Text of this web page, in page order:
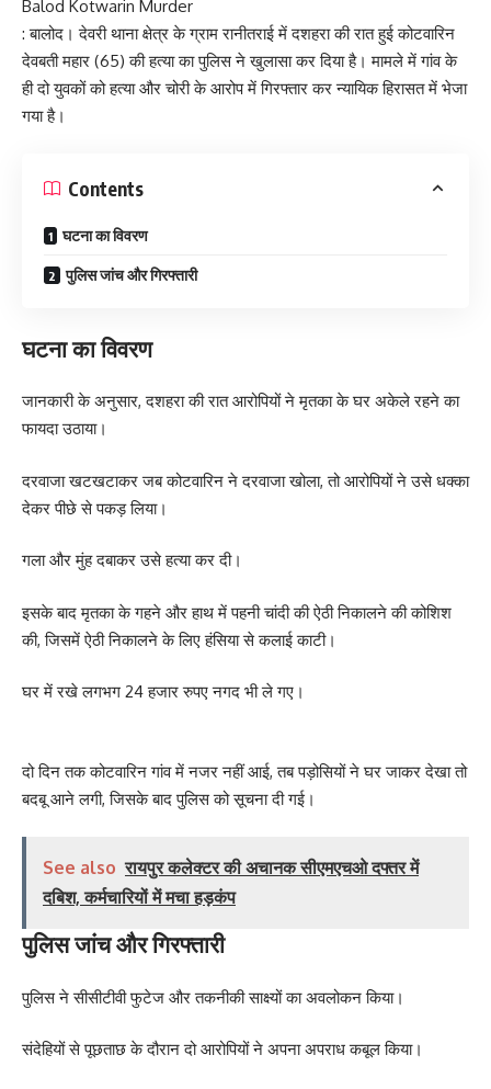
Balod Kotwarin Murder
: बालोद। देवरी थाना क्षेत्र के ग्राम रानीतराई में दशहरा की रात हुई कोटवारिन
देवबती महार (65) की हत्या का पुलिस ने खुलासा कर दिया है। मामले में गांव के
ही दो युवकों को हत्या और चोरी के आरोप में गिरफ्तार कर न्यायिक हिरासत में भेजा
गया है।
Contents
घटना का विवरण
पुलिस जांच और गिरफ्तारी
घटना का विवरण
जानकारी के अनुसार, दशहरा की रात आरोपियों ने मृतका के घर अकेले रहने का
फायदा उठाया।
दरवाजा खटखटाकर जब कोटवारिन ने दरवाजा खोला, तो आरोपियों ने उसे धक्का
देकर पीछे से पकड़ लिया।
गला और मुंह दबाकर उसे हत्या कर दी।
इसके बाद मृतका के गहने और हाथ में पहनी चांदी की ऐठी निकालने की कोशिश
की, जिसमें ऐठी निकालने के लिए हंसिया से कलाई काटी।
घर में रखे लगभग 24 हजार रुपए नगद भी ले गए।
दो दिन तक कोटवारिन गांव में नजर नहीं आई, तब पड़ोसियों ने घर जाकर देखा तो
बदबू आने लगी, जिसके बाद पुलिस को सूचना दी गई।
See also रायपुर कलेक्टर की अचानक सीएमएचओ दफ्तर में
दबिश, कर्मचारियों में मचा हड़कंप
पुलिस जांच और गिरफ्तारी
पुलिस ने सीसीटीवी फुटेज और तकनीकी साक्ष्यों का अवलोकन किया।
संदेहियों से पूछताछ के दौरान दो आरोपियों ने अपना अपराध कबूल किया।